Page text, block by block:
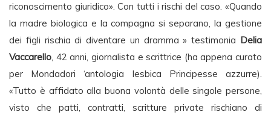
riconoscimento giuridico». Con tutti i rischi del caso. «Quando
la madre biologica e la compagna si separano, la gestione
dei figli rischia di diventare un dramma » testimonia Delia
Vaccarello, 42 anni, giornalista e scrittrice (ha appena curato
per Mondadori ‘antologia lesbica Principesse azzurre).
«Tutto è affidato alla buona volontà delle singole persone,
visto che patti, contratti, scritture private rischiano di